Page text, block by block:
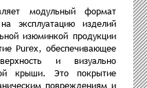
модульный формат
эксплуатацию изделий
изюминкой продукции
Purex, обеспечивающее
и визуально
крыши. Это покрытие
повреждениям и